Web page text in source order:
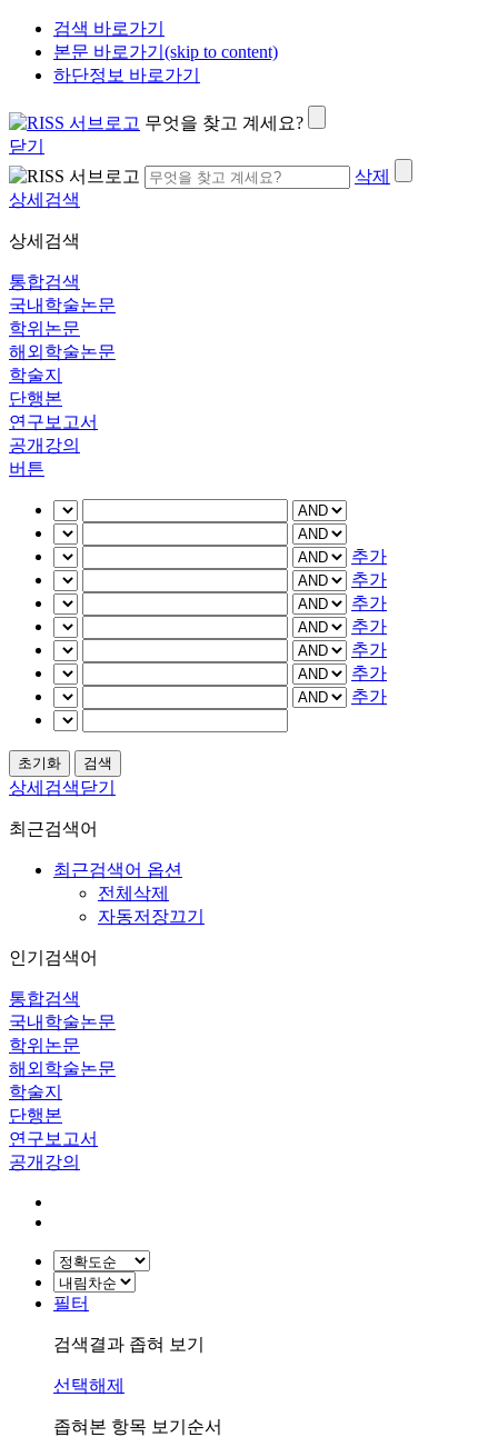
검색 바로가기
본문 바로가기(skip to content)
하단정보 바로가기
무엇을 찾고 계세요?
닫기
삭제
상세검색
상세검색
통합검색
국내학술논문
학위논문
해외학술논문
학술지
단행본
연구보고서
공개강의
버튼
추가
추가
추가
추가
추가
추가
추가
상세검색닫기
최근검색어
최근검색어 옵션
전체삭제
자동저장끄기
인기검색어
통합검색
국내학술논문
학위논문
해외학술논문
학술지
단행본
연구보고서
공개강의
필터
검색결과 좁혀 보기
선택해제
좁혀본 항목 보기순서